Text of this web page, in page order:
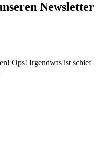
Newsletter
Ops! Irgendwas ist schief